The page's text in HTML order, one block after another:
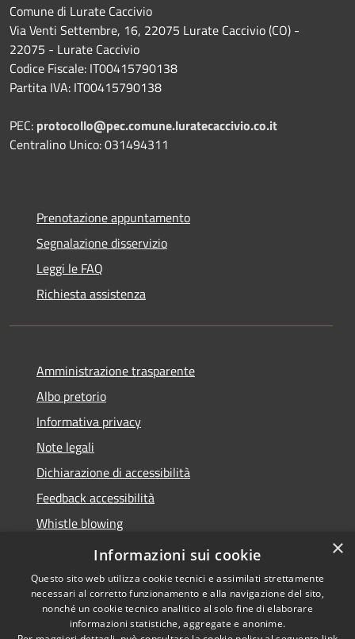
Comune di Lurate Caccivio
Via Venti Settembre, 16, 22075 Lurate Caccivio (CO) -
22075 - Lurate Caccivio
Codice Fiscale: IT00415790138
Partita IVA: IT00415790138
PEC: protocollo@pec.comune.luratecaccivio.co.it
Centralino Unico: 031494311
Prenotazione appuntamento
Segnalazione disservizio
Leggi le FAQ
Richiesta assistenza
Amministrazione trasparente
Albo pretorio
Informativa privacy
Note legali
Dichiarazione di accessibilità
Feedback accessibilità
Whistle blowing
Titolare potere sostitutivo
Copyright © 2026 • Comune di
×
Informazioni sui cookie
Questo sito web utilizza cookie tecnici e assimilati strettamente
necessari al corretto funzionamento e alla navigazione del sito,
nonché un cookie tecnico analitico al solo fine di elaborare
informazioni statistiche, aggregate e anonime.